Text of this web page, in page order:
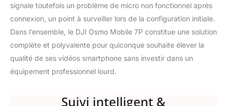
signale toutefois un problème de micro non fonctionnel après
connexion, un point à surveiller lors de la configuration initiale.
Dans l’ensemble, le DJI Osmo Mobile 7P constitue une solution
complète et polyvalente pour quiconque souhaite élever la
qualité de ses vidéos smartphone sans investir dans un
équipement professionnel lourd.